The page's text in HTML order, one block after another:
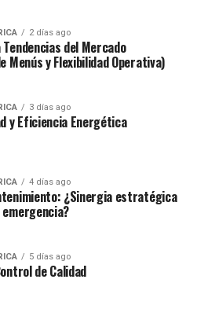
2 días ago
del Mercado
Menús y Flexibilidad Operativa)
3 días ago
y Eficiencia Energética
4 días ago
¿Sinergia estratégica
5 días ago
de Calidad